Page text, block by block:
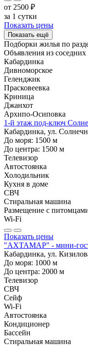
от 2500 ₽
за 1 сутки
Показать цены
Показать ещё
Подборки жилья по
Объявления из соседних
Кабардинка
Дивноморское
Геленджик
Прасковеевка
Криница
Джанхот
Архипо-Осиповка
1-й этаж под-ключ
Кабардинка, ул.
До моря: 1500 м
До центра: 1500 м
Телевизор
Автостоянка
Холодильник
Кухня в доме
СВЧ
Стиральная машина
Размещение с
Wi-Fi
Показать цены
"АХТАМАР" - мини-
Кабардинка, ул.
До моря: 1000 м
До центра: 2000 м
Телевизор
СВЧ
Сейф
Wi-Fi
Автостоянка
Кондиционер
Бассейн
Стиральная машина